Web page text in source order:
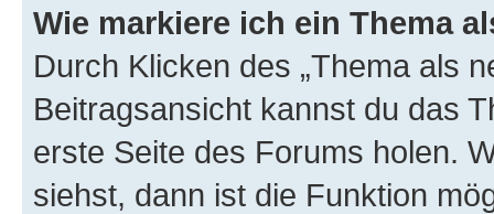
Wie markiere ich ein Thema
Durch Klicken des „Thema als
Beitragsansicht kannst du das
erste Seite des Forums holen.
siehst, dann ist die Funktion